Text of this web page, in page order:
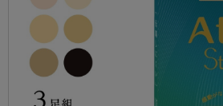
レッグウェア
ストッキング
- 無地ストッキング
インナーウェア
ライフスタイルウェア
レッグウエア
ソックス・靴下
クルー・レギュラー丈ソックス
インナーウエア
ライフスタイルウェア
レッグウエア
タイツ
インナーウエア
ブランドから探す
AZGI